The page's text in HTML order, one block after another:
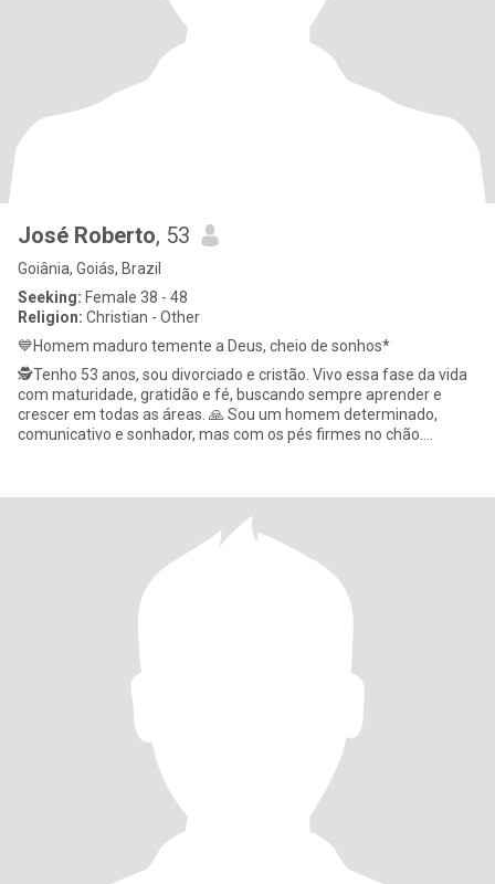
José Roberto, 53
Goiânia, Goiás, Brazil
Seeking: Female 38 - 48
Religion: Christian - Other
💙Homem maduro temente a Deus, cheio de sonhos*
🕵️Tenho 53 anos, sou divorciado e cristão. Vivo essa fase da vida
com maturidade, gratidão e fé, buscando sempre aprender e
crescer em todas as áreas. 🙏 Sou um homem determinado,
comunicativo e sonhador, mas com os pés firmes no chão.